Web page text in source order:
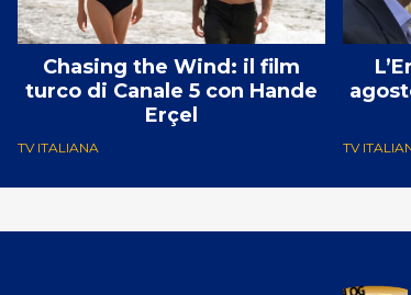
Chasing the Wind: il film
turco di Canale 5 con Hande
Erçel
TV ITALIANA TV